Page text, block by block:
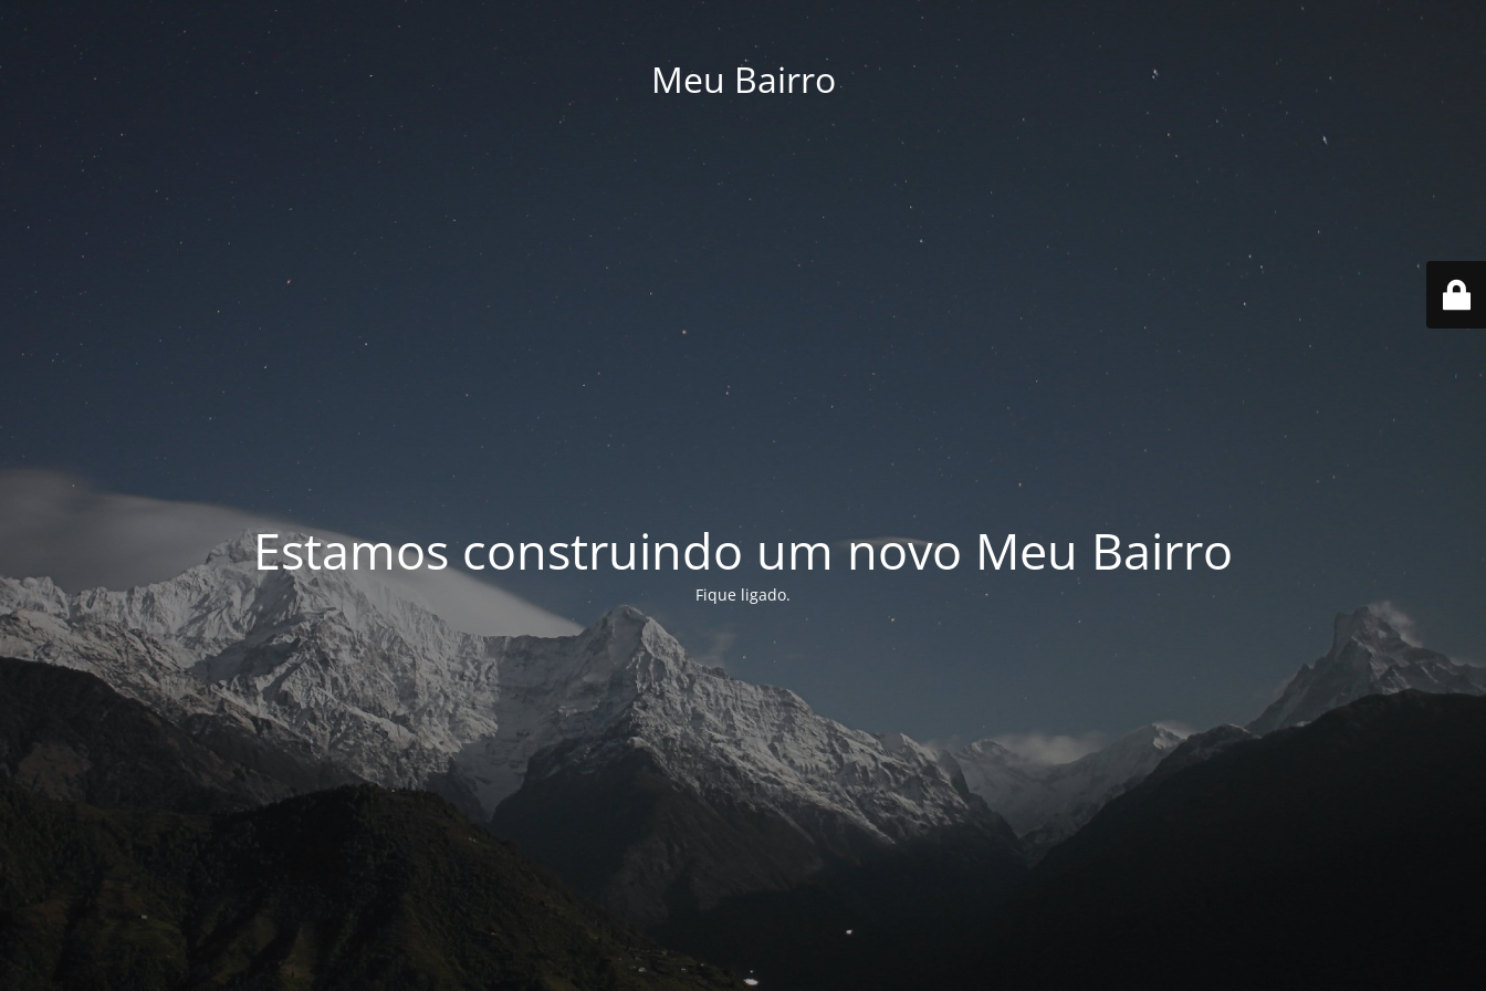
Meu Bairro
Estamos construindo um novo Meu Bairro
Fique ligado.